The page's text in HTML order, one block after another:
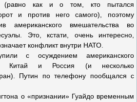
(равно как и о том, кто пытался
и против него самого), поэтому
американского вмешательства во
Это, кстати, очень интересно,
конфликт внутри НАТО.
с осуждением американского
Китай и Россия (и несколько
Путин по телефону пообщался с
о «признании» Гуайдо временным